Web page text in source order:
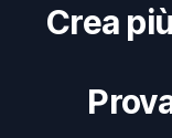
Crea